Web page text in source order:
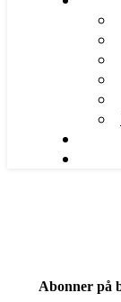
Abonner på